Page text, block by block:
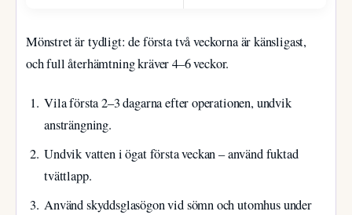
Mönstret är tydligt: de första två veckorna är känsligast,
och full återhämtning kräver 4–6 veckor.
Vila första 2–3 dagarna efter operationen, undvik
ansträngning.
Undvik vatten i ögat första veckan – använd fuktad
tvättlapp.
Använd skyddsglasögon vid sömn och utomhus under